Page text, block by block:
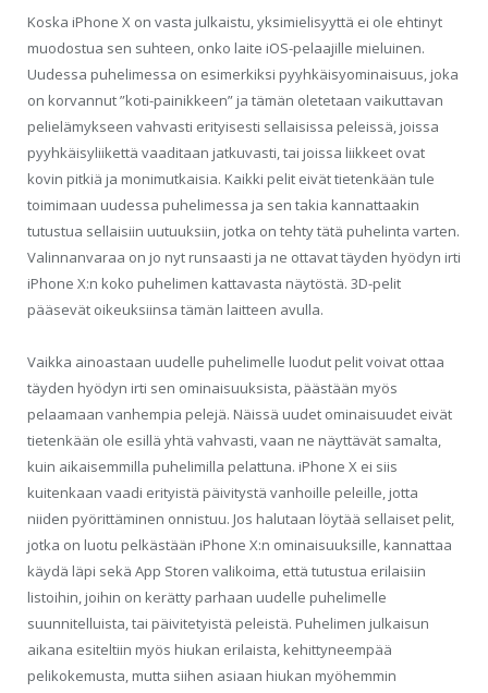
Koska iPhone X on vasta julkaistu, yksimielisyyttä ei ole ehtinyt
muodostua sen suhteen, onko laite iOS-pelaajille mieluinen.
Uudessa puhelimessa on esimerkiksi pyyhkäisyominaisuus, joka
on korvannut ”koti-painikkeen” ja tämän oletetaan vaikuttavan
pelielämykseen vahvasti erityisesti sellaisissa peleissä, joissa
pyyhkäisyliikettä vaaditaan jatkuvasti, tai joissa liikkeet ovat
kovin pitkiä ja monimutkaisia. Kaikki pelit eivät tietenkään tule
toimimaan uudessa puhelimessa ja sen takia kannattaakin
tutustua sellaisiin uutuuksiin, jotka on tehty tätä puhelinta varten.
Valinnanvaraa on jo nyt runsaasti ja ne ottavat täyden hyödyn irti
iPhone X:n koko puhelimen kattavasta näytöstä. 3D-pelit
pääsevät oikeuksiinsa tämän laitteen avulla.
Vaikka ainoastaan uudelle puhelimelle luodut pelit voivat ottaa
täyden hyödyn irti sen ominaisuuksista, päästään myös
pelaamaan vanhempia pelejä. Näissä uudet ominaisuudet eivät
tietenkään ole esillä yhtä vahvasti, vaan ne näyttävät samalta,
kuin aikaisemmilla puhelimilla pelattuna. iPhone X ei siis
kuitenkaan vaadi erityistä päivitystä vanhoille peleille, jotta
niiden pyörittäminen onnistuu. Jos halutaan löytää sellaiset pelit,
jotka on luotu pelkästään iPhone X:n ominaisuuksille, kannattaa
käydä läpi sekä App Storen valikoima, että tutustua erilaisiin
listoihin, joihin on kerätty parhaan uudelle puhelimelle
suunnitelluista, tai päivitetyistä peleistä. Puhelimen julkaisun
aikana esiteltiin myös hiukan erilaista, kehittyneempää
pelikokemusta, mutta siihen asiaan hiukan myöhemmin